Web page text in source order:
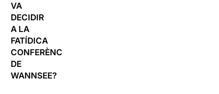
VA
DECIDIR
A LA
FATÍDICA
CONFERÈNCIA
DE
WANNSEE?